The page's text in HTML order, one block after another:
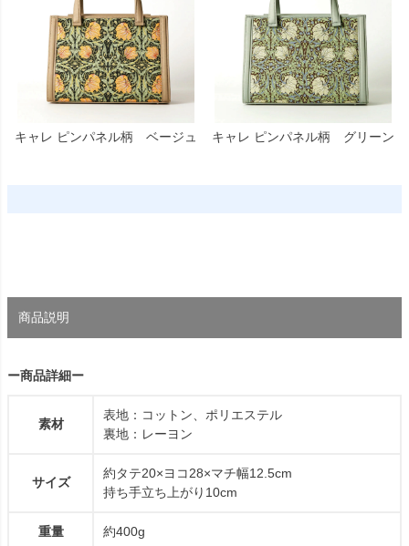
キャレ ピンパネル柄 ベージュ キャレ ピンパネル柄 グリーン
商品説明
ー商品詳細ー
素材
表地：コットン、ポリエステル
裏地：レーヨン
サイズ
約タテ20×ヨコ28×マチ幅12.5cm
持ち手立ち上がり10cm
重量 約400g